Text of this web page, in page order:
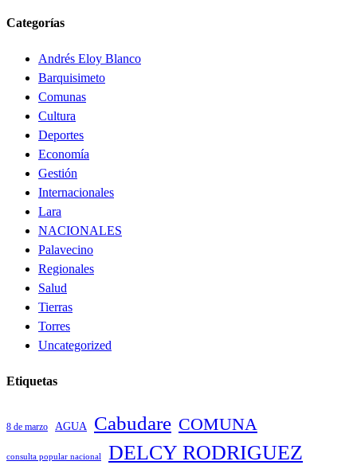
Categorías
Andrés Eloy Blanco
Barquisimeto
Comunas
Cultura
Deportes
Economía
Gestión
Internacionales
Lara
NACIONALES
Palavecino
Regionales
Salud
Tierras
Torres
Uncategorized
Etiquetas
8 de marzo AGUA Cabudare COMUNA
consulta popular nacional
DELCY RODRIGUEZ